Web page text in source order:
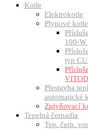
Kotle
Elektrokotle
Plynové kotle
100-W
typ
Přestavba
automatické
Zplyňovací
Tepelná čerpadla
Tep. čerp.